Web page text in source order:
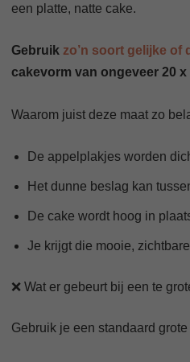
een platte, natte cake.
Gebruik zo’n soort gelijke of
cakevorm van ongeveer 20
Waarom juist deze maat zo
De appelplakjes worden
Het dunne beslag kan
De cake wordt hoog in
Je krijgt die mooie,
❌ Wat er gebeurt bij een te
Gebruik je een standaard